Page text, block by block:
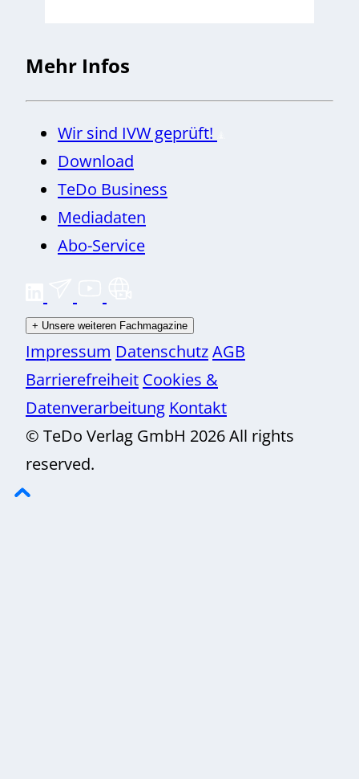
Mehr Infos
Wir sind IVW geprüft!
Download
TeDo Business
Mediadaten
Abo-Service
+ Unsere weiteren Fachmagazine
Impressum DatenschutzAGB
Barrierefreiheit Cookies &
Datenverarbeitung Kontakt
© TeDo Verlag GmbH 2026 All rights
reserved.